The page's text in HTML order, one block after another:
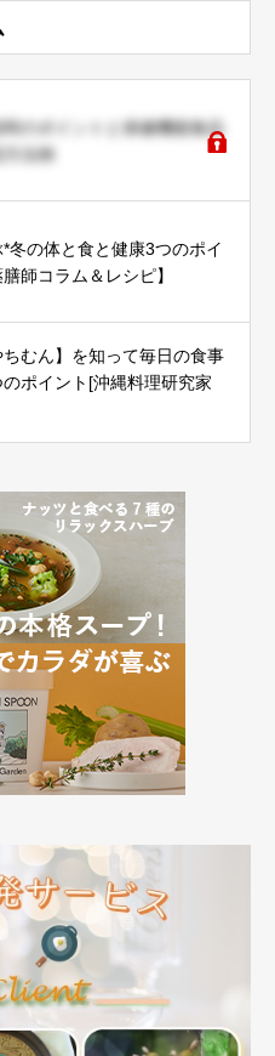
時のポイントと保健機能食品
方法例
冬の体と食と健康3つのポイ
師コラム＆レシピ】
むん】を知って毎日の食事
ポイント[沖縄料理研究家